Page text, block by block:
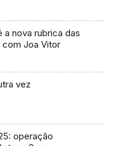
a nova rubrica das
com Joa Vitor
vez
operação